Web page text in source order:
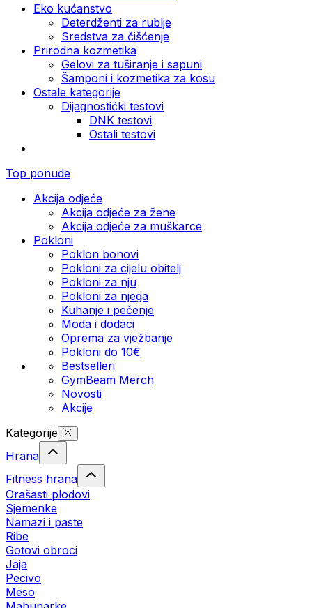
Eko kućanstvo
Deterdženti za rublje
Sredstva za čišćenje
Prirodna kozmetika
Gelovi za tuširanje i sapuni
Šamponi i kozmetika za kosu
Ostale kategorije
Dijagnostički testovi
DNK testovi
Ostali testovi
Top ponude
Akcija odjeće
Akcija odjeće za žene
Akcija odjeće za muškarce
Pokloni
Poklon bonovi
Pokloni za cijelu obitelj
Pokloni za nju
Pokloni za njega
Kuhanje i pečenje
Moda i dodaci
Oprema za vježbanje
Pokloni do 10€
Bestselleri
GymBeam Merch
Novosti
Akcije
Kategorije
Hrana
Fitness hrana
Orašasti plodovi
Sjemenke
Namazi i paste
Ribe
Gotovi obroci
Jaja
Pecivo
Meso